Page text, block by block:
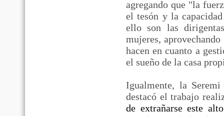
agregando que "la
el tesón y la
ello son las
mujeres,
hacen en cuanto a
el sueño de la casa
Igualmente, la
destacó el trabajo
de extrañarse este